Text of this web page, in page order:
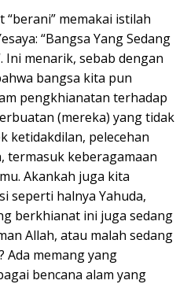
memakai istilah
“Bangsa Yang Sedang
Ini menarik, sebab dengan
bangsa kita pun
pengkhianatan terhadap
(mereka) yang tidak
ketidakdilan, pelecehan
termasuk keberagamaan
Akankah juga kita
seperti halnya Yahuda,
berkhianat ini juga sedang
Allah, atau malah sedang
Ada memang yang
bencana alam yang